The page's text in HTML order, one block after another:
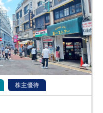
株主優待